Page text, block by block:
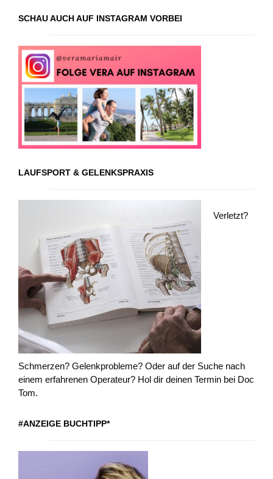
SCHAU AUCH AUF INSTAGRAM VORBEI
LAUFSPORT & GELENKSPRAXIS
Verletzt?
Schmerzen? Gelenkprobleme? Oder auf der Suche nach
einem erfahrenen Operateur? Hol dir deinen Termin bei Doc
Tom.
#ANZEIGE BUCHTIPP*